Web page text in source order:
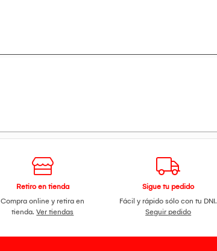
Retiro en tienda
Compra online y retira en
tienda.Ver tiendas
Sigue tu pedido
Fácil y rápido sólo con tu DNI.
Seguir pedido